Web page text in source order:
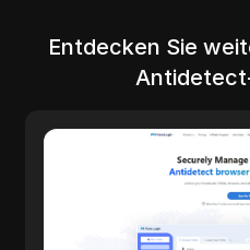
Entdecken Sie